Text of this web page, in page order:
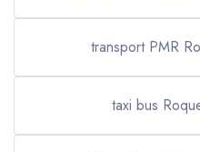
transport PMR
taxi bus